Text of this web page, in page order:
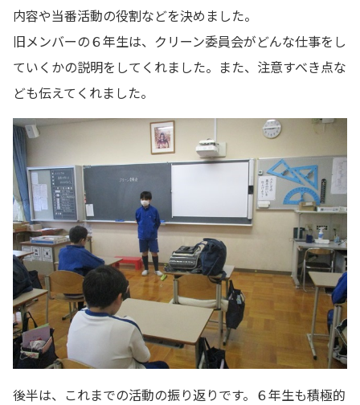
内容や当番活動の役割などを決めました。
旧メンバーの６年生は、クリーン委員会がどんな仕事をし
ていくかの説明をしてくれました。また、注意すべき点な
ども伝えてくれました。
後半は、これまでの活動の振り返りです。６年生も積極的